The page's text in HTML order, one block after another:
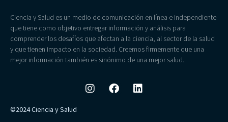
Ciencia y Salud es un medio de comunicación en línea e independiente
que tiene como objetivo entregar información y análisis para
comprender los desafíos que afectan a la ciencia, al sector de la salud
y que tienen impacto en la sociedad. Creemos firmemente que una
mejor información también es sinónimo de una mejor salud.
©2024 Ciencia y Salud